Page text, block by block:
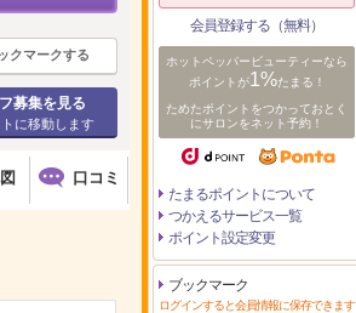
クマークする
募集を見る
に移動します
口コミ
会員登録する（無料）
ホットペッパービューティーなら
ポイントが1%たまる！
ためたポイントをつかっておとく
にサロンをネット予約！
たまるポイントについて
つかえるサービス一覧
ポイント設定変更
ブックマーク
ログインすると会員情報に保存できます